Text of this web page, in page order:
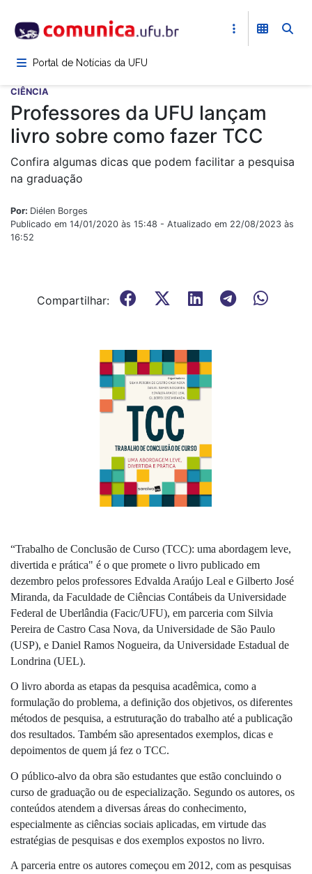
para
conteúdoPortal de Notícias da UFU
CIÊNCIA
Professores da UFU lançam
livro sobre como fazer TCC
Confira algumas dicas que podem facilitar a pesquisa
na graduação
Por: Diélen Borges
Publicado em 14/01/2020 às 15:48 - Atualizado em 22/08/2023 às
16:52
Compartilhar:
“Trabalho de Conclusão de Curso (TCC): uma abordagem leve,
divertida e prática" é o que promete o livro publicado em
dezembro pelos professores Edvalda Araújo Leal e Gilberto José
Miranda, da Faculdade de Ciências Contábeis da Universidade
Federal de Uberlândia (Facic/UFU), em parceria com Silvia
Pereira de Castro Casa Nova, da Universidade de São Paulo
(USP), e Daniel Ramos Nogueira, da Universidade Estadual de
Londrina (UEL).
O livro aborda as etapas da pesquisa acadêmica, como a
formulação do problema, a definição dos objetivos, os diferentes
métodos de pesquisa, a estruturação do trabalho até a publicação
dos resultados. Também são apresentados exemplos, dicas e
depoimentos de quem já fez o TCC.
O público-alvo da obra são estudantes que estão concluindo o
curso de graduação ou de especialização. Segundo os autores, os
conteúdos atendem a diversas áreas do conhecimento,
especialmente as ciências sociais aplicadas, em virtude das
estratégias de pesquisas e dos exemplos expostos no livro.
A parceria entre os autores começou em 2012, com as pesquisas